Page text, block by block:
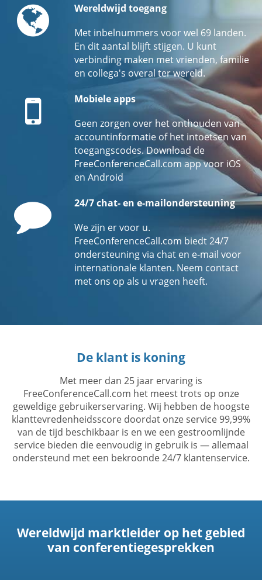
GlobeWereldwijd toegang
Met inbelnummers voor wel 69 landen.
En dit aantal blijft stijgen. U kunt
verbinding maken met vrienden, familie
en collega's overal ter wereld.
Mobile
Mobiele apps
Geen zorgen over het onthouden van
accountinformatie of het intoetsen van
toegangscodes. Download de
FreeConferenceCall.com app voor iOS
en Android
Comment
24/7 chat- en e-mailondersteuning
We zijn er voor u.
FreeConferenceCall.com biedt 24/7
ondersteuning via chat en e-mail voor
internationale klanten. Neem contact
met ons op als u vragen heeft.
De klant is koning
Met meer dan 25 jaar ervaring is
FreeConferenceCall.com het meest trots op onze
geweldige gebruikerservaring. Wij hebben de hoogste
klanttevredenheidsscore doordat onze service 99,99%
van de tijd beschikbaar is en we een gestroomlijnde
service bieden die eenvoudig in gebruik is — allemaal
ondersteund met een bekroonde 24/7 klantenservice.
Wereldwijd marktleider op het gebied
van conferentiegesprekken